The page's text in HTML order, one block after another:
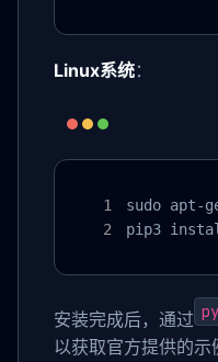
Linux系统：
sudo
pip3
安装完成后，通过
以获取官方提供的